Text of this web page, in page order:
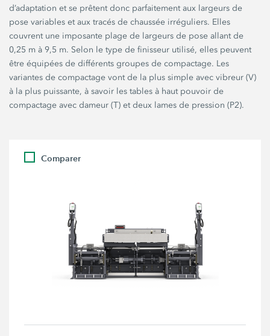
d’adaptation et se prêtent donc parfaitement aux largeurs de
pose variables et aux tracés de chaussée irréguliers. Elles
couvrent une imposante plage de largeurs de pose allant de
0,25 m à 9,5 m. Selon le type de finisseur utilisé, elles peuvent
être équipées de différents groupes de compactage. Les
variantes de compactage vont de la plus simple avec vibreur (V)
à la plus puissante, à savoir les tables à haut pouvoir de
compactage avec dameur (T) et deux lames de pression (P2).
Comparer